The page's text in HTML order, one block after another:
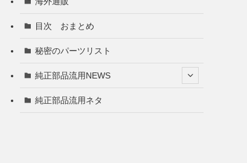
目次 おまとめ
秘密のパーツリスト
純正部品流用NEWS
純正部品流用ネタ